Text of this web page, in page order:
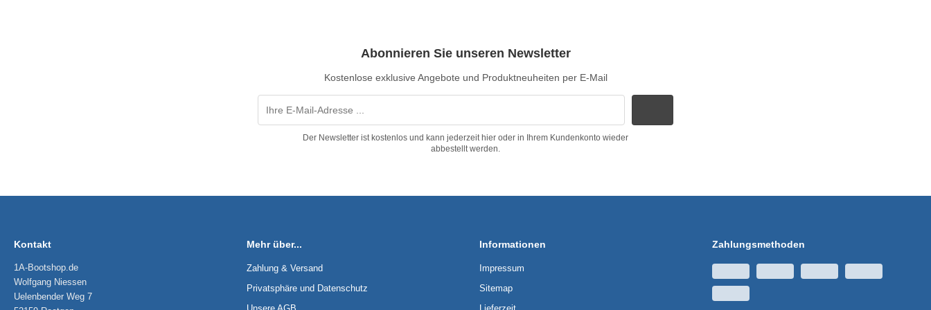
Abonnieren Sie unseren Newsletter
Kostenlose exklusive Angebote und Produktneuheiten per E-Mail
Der Newsletter ist kostenlos und kann jederzeit hier oder in Ihrem Kundenkonto wieder
abbestellt werden.
Kontakt
1A-Bootshop.de
Wolfgang Niessen
Uelenbender Weg 7
Mehr über...
Zahlung & Versand
Privatsphäre und Datenschutz
Unsere AGB
Informationen
Impressum
Sitemap
Lieferzeit
Zahlungsmethoden